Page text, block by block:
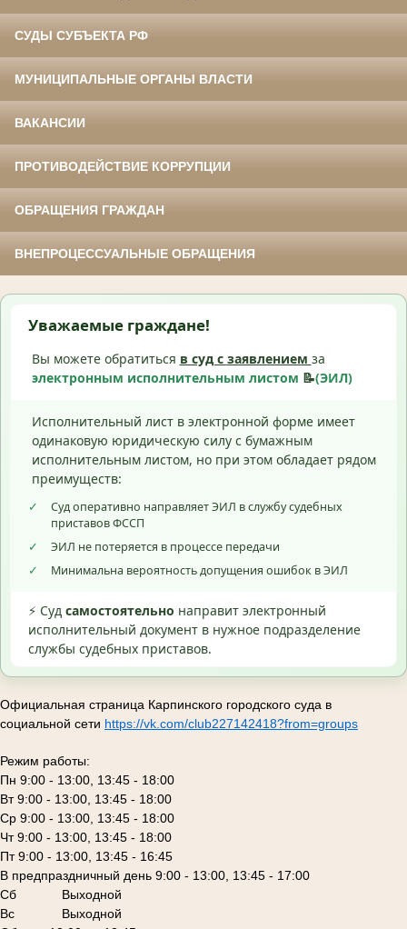
СУДЫ СУБЪЕКТА РФ
МУНИЦИПАЛЬНЫЕ ОРГАНЫ ВЛАСТИ
ВАКАНСИИ
ПРОТИВОДЕЙСТВИЕ КОРРУПЦИИ
ОБРАЩЕНИЯ ГРАЖДАН
ВНЕПРОЦЕССУАЛЬНЫЕ ОБРАЩЕНИЯ
Уважаемые граждане!
Вы можете обратиться в суд с заявлением за
электронным исполнительным листом 📝(ЭИЛ)
Исполнительный лист в электронной форме имеет
одинаковую юридическую силу с бумажным
исполнительным листом, но при этом обладает рядом
преимуществ:
✓
Суд оперативно направляет ЭИЛ в службу судебных
приставов ФССП
✓
ЭИЛ не потеряется в процессе передачи
✓
Минимальна вероятность допущения ошибок в ЭИЛ
⚡ Суд самостоятельно направит электронный
исполнительный документ в нужное подразделение
службы судебных приставов.
Официальная страница Карпинского городского суда в
социальной сети https://vk.com/club227142418?from=groups
Режим работы:
Пн 9:00 - 13:00, 13:45 - 18:00
Вт 9:00 - 13:00, 13:45 - 18:00
Ср 9:00 - 13:00, 13:45 - 18:00
Чт 9:00 - 13:00, 13:45 - 18:00
Пт 9:00 - 13:00, 13:45 - 16:45
В предпраздничный день 9:00 - 13:00, 13:45 - 17:00
Сб
Выходной
Вс Выходной